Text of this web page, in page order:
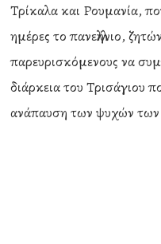
Τρίκαλα και Ρουμανία,
ημέρες το πανελλήνιο,
παρευρισκόμενους να
διάρκεια του Τρισάγιου
ανάπαυση των ψυχών